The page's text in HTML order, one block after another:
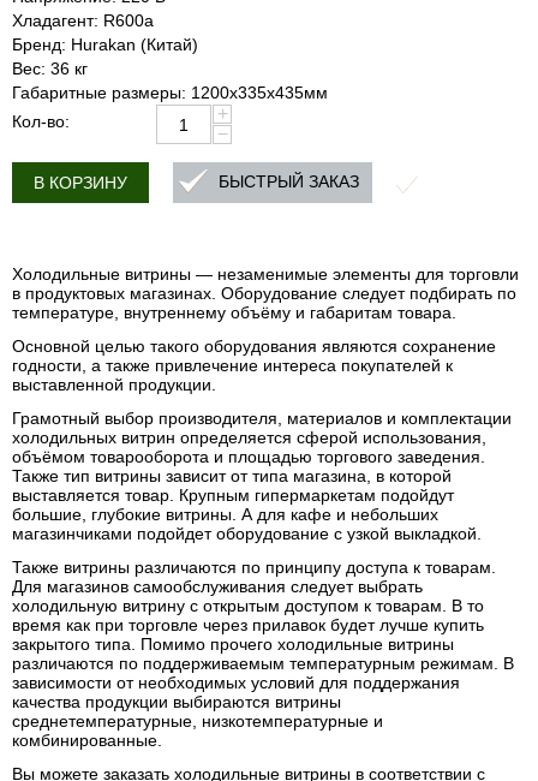
Хладагент: R600a
Бренд: Hurakan (Китай)
Вес: 36 кг
Габаритные размеры: 1200x335x435мм
Кол-во:
+
−
В КОРЗИНУ БЫСТРЫЙ ЗАКАЗ
Холодильные витрины — незаменимые элементы для торговли
в продуктовых магазинах. Оборудование следует подбирать по
температуре, внутреннему объёму и габаритам товара.
Основной целью такого оборудования являются сохранение
годности, а также привлечение интереса покупателей к
выставленной продукции.
Грамотный выбор производителя, материалов и комплектации
холодильных витрин определяется сферой использования,
объёмом товарооборота и площадью торгового заведения.
Также тип витрины зависит от типа магазина, в которой
выставляется товар. Крупным гипермаркетам подойдут
большие, глубокие витрины. А для кафе и небольших
магазинчиками подойдет оборудование с узкой выкладкой.
Также витрины различаются по принципу доступа к товарам.
Для магазинов самообслуживания следует выбрать
холодильную витрину с открытым доступом к товарам. В то
время как при торговле через прилавок будет лучше купить
закрытого типа. Помимо прочего холодильные витрины
различаются по поддерживаемым температурным режимам. В
зависимости от необходимых условий для поддержания
качества продукции выбираются витрины
среднетемпературные, низкотемпературные и
комбинированные.
Вы можете заказать холодильные витрины в соответствии с